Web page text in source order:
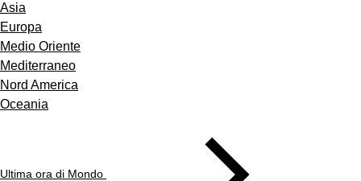
Asia
Europa
Medio Oriente
Mediterraneo
Nord America
Oceania
Ultima ora di Mondo